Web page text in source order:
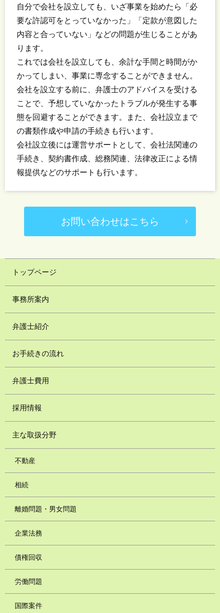
自分で会社を設立しても、いざ事業を始めたら「必
要な許認可をとっていなかった」「定款が意図した
内容と合っていない」などの問題が生じることがあ
ります。
これでは会社を設立しても、余計な手間と時間がか
かってしまい、事業に専念することができません。
会社を設立する前に、弁護士のアドバイスを受ける
ことで、予想していなかったトラブルが発生する事
態を回避することができます。また、会社設立まで
の書類作成や申請の手続きも行います。
会社設立後には運営サポートとして、会社法関連の
手続き、契約書作成、総務関連、法律改正による情
報提供などのサポートも行います。
お問い合わせはこちら
トップページ
事務所案内
弁護士紹介
お手続きの流れ
弁護士費用
採用情報
主な取扱分野
不動産
相続
離婚問題・男女問題
企業法務
債権回収
労働問題
国際案件